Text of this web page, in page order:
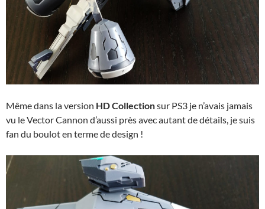
Même dans la version HD Collectionsur PS3 je n’avais jamais
vu le Vector Cannon d’aussi près avec autant de détails, je suis
fan du boulot en terme de design !